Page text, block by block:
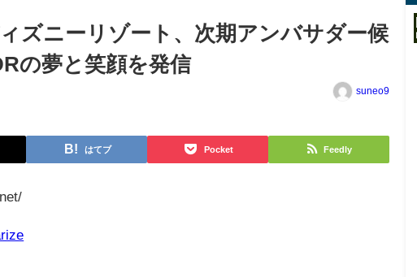
ズニーリゾート、次期アンバサダー候
の夢と笑顔を発信
suneo9
はてブ Pocket Feedly